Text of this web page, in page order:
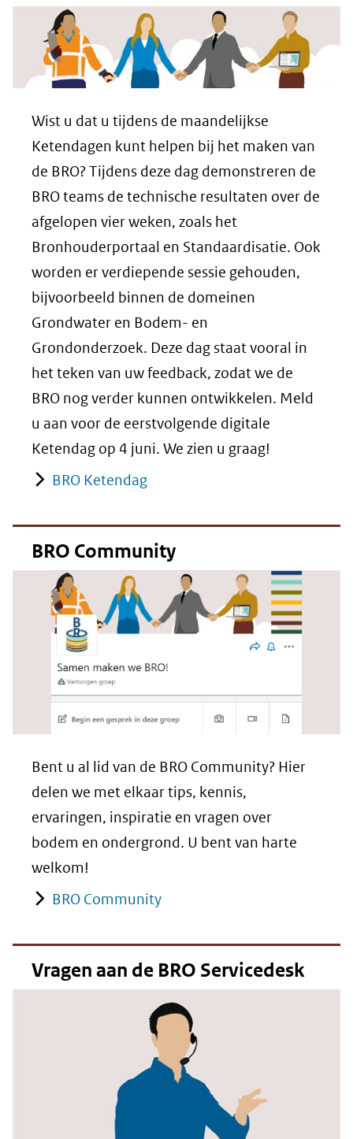
Wist u dat u tijdens de maandelijkse
Ketendagen kunt helpen bij het maken van
de BRO? Tijdens deze dag demonstreren de
BRO teams de technische resultaten over de
afgelopen vier weken, zoals het
Bronhouderportaal en Standaardisatie. Ook
worden er verdiepende sessie gehouden,
bijvoorbeeld binnen de domeinen
Grondwater en Bodem- en
Grondonderzoek. Deze dag staat vooral in
het teken van uw feedback, zodat we de
BRO nog verder kunnen ontwikkelen. Meld
u aan voor de eerstvolgende digitale
Ketendag op 4 juni. We zien u graag!
BRO Ketendag
BRO Community
Bent u al lid van de BRO Community? Hier
delen we met elkaar tips, kennis,
ervaringen, inspiratie en vragen over
bodem en ondergrond. U bent van harte
welkom!
BRO Community
Vragen aan de BRO Servicedesk